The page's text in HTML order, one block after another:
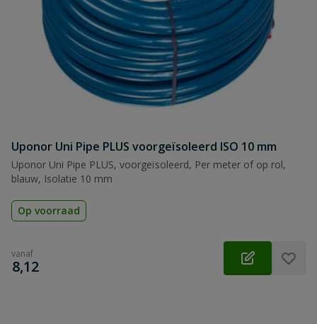
Uponor Uni Pipe PLUS voorgeïsoleerd ISO 10 mm
Uponor Uni Pipe PLUS, voorgeïsoleerd, Per meter of op rol,
blauw, Isolatie 10 mm
Op voorraad
vanaf
€
8,12